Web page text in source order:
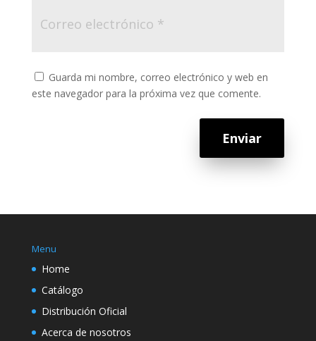
Guarda mi nombre, correo electrónico y web en
este navegador para la próxima vez que comente.
Enviar
Menu
Home
Catálogo
Distribución Oficial
Acerca de nosotros